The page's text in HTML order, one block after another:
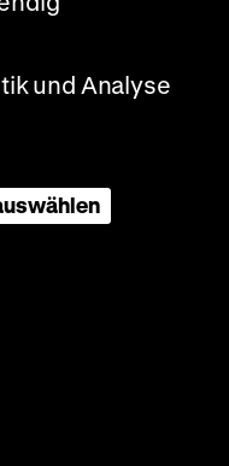
zu
in
vor
als
über
und Analyse